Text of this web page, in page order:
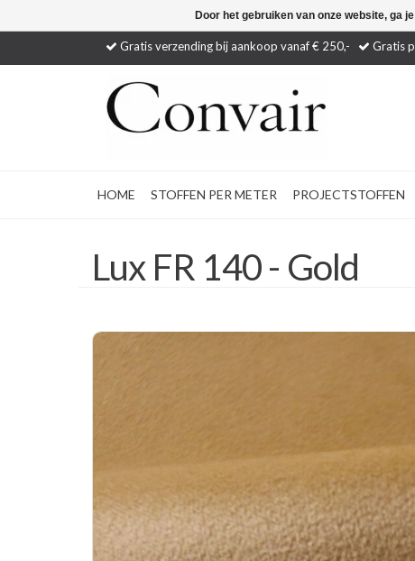
Gratis verzending bij aankoop vanaf € 250,- Gratis
HOME STOFFEN PER METER PROJECTSTOFFEN
Lux FR 140 - Gold
Door het gebruiken van onze website, ga